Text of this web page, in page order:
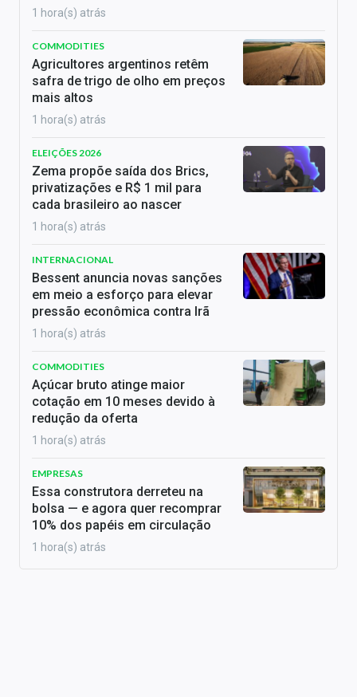
1 hora(s) atrás
COMMODITIES
Agricultores argentinos retêm
safra de trigo de olho em preços
mais altos
1 hora(s) atrás
ELEIÇÕES 2026
Zema propõe saída dos Brics,
privatizações e R$ 1 mil para
cada brasileiro ao nascer
1 hora(s) atrás
INTERNACIONAL
Bessent anuncia novas sanções
em meio a esforço para elevar
pressão econômica contra Irã
1 hora(s) atrás
COMMODITIES
Açúcar bruto atinge maior
cotação em 10 meses devido à
redução da oferta
1 hora(s) atrás
EMPRESAS
Essa construtora derreteu na
bolsa — e agora quer recomprar
10% dos papéis em circulação
1 hora(s) atrás